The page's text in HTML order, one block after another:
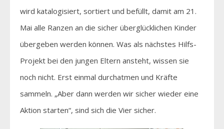
wird katalogisiert, sortiert und befüllt, damit am 21.
Mai alle Ranzen an die sicher überglücklichen Kinder
übergeben werden können. Was als nächstes Hilfs-
Projekt bei den jungen Eltern ansteht, wissen sie
noch nicht. Erst einmal durchatmen und Kräfte
sammeln. „Aber dann werden wir sicher wieder eine
Aktion starten“, sind sich die Vier sicher.